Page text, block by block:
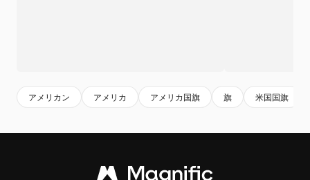
アメリカン アメリカ アメリカ国旗 旗 米国国旗